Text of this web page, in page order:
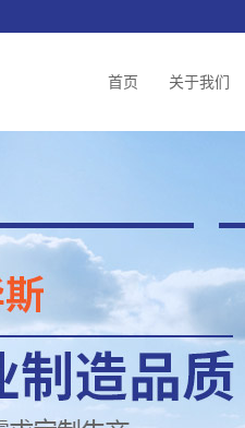
首页 关于我们